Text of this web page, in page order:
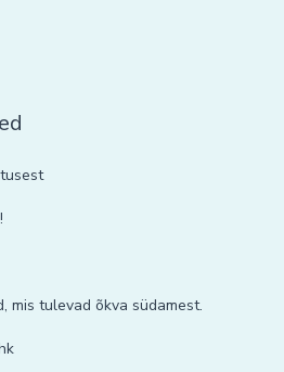
mis tulevad õkva südamest.